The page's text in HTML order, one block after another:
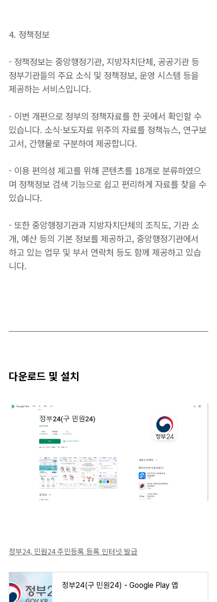
4. 정책정보
- 정책정보는 중앙행정기관, 지방자치단체, 공공기관 등
정부기관들의 주요 소식 및 정책정보, 운영 시스템 등을
제공하는 서비스입니다.
- 이번 개편으로 정부의 정책자료를 한 곳에서 확인할 수
있습니다. 소식·보도자료 위주의 자료를 정책뉴스, 연구보
고서, 간행물로 구분하여 제공합니다.
- 이용 편의성 제고를 위해 콘텐츠를 18개로 분류하였으
며 정책정보 검색 기능으로 쉽고 편리하게 자료를 찾을 수
있습니다.
- 또한 중앙행정기관과 지방자치단체의 조직도, 기관 소
개, 예산 등의 기본 정보를 제공하고, 중앙행정기관에서
하고 있는 업무 및 부서 연락처 등도 함께 제공하고 있습
니다.
다운로드 및 설치
정부24, 민원24 주민등록 등록 인터넷 발급
정부24(구 민원24) - Google Play 앱